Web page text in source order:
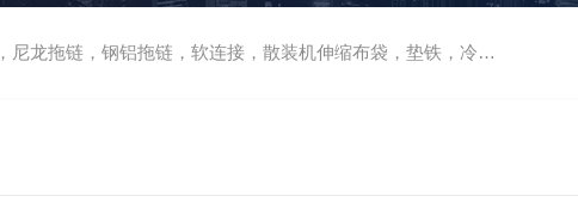
链，钢铝拖链，软连接，散装机伸缩布袋，垫铁，冷却管，刮屑板